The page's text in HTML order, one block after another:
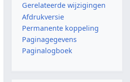
Gerelateerde wijzigingen
Afdrukversie
Permanente koppeling
Paginagegevens
Paginalogboek